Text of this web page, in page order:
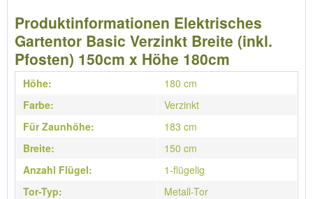
Produktinformationen Elektrisches
Gartentor Basic Verzinkt Breite (inkl.
Pfosten) 150cm x Höhe 180cm
Höhe:
180 cm
Farbe:
Verzinkt
Für Zaunhöhe:
183 cm
Breite:
150 cm
Anzahl Flügel:
1-flügelig
Tor-Typ:
Metall-Tor